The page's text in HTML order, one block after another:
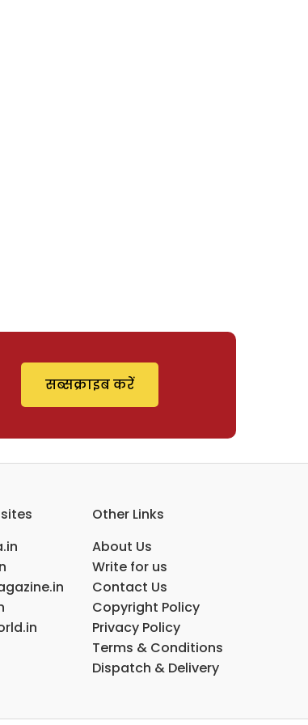
सब्सक्राइब करें
Other Links
About Us
Write for us
Contact Us
Copyright Policy
Privacy Policy
Terms & Conditions
Dispatch & Delivery